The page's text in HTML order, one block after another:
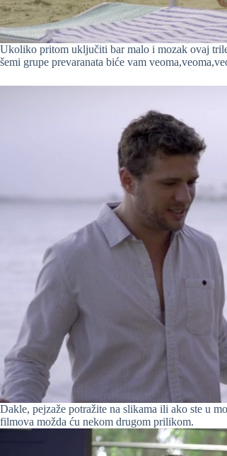
Ukoliko pritom uključiti bar malo i mozak ovaj
šemi grupe prevaranata biće vam
Dakle, pejzaže potražite na slikama ili ako ste u
filmova možda ću nekom drugom prilikom.